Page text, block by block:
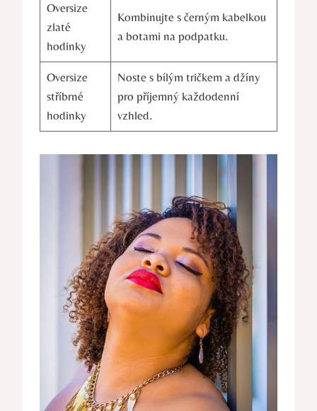
Oversize
zlaté
hodinky
Kombinujte s černým kabelkou
a botami na podpatku.
Oversize
stříbrné
hodinky
Noste s bílým tričkem a džíny
pro příjemný každodenní
vzhled.